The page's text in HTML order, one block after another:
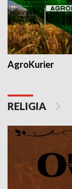
AgroKurier
RELIGIA